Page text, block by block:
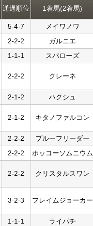
通過​順位 1着馬(2着馬)
5-4-7
メイワノワ
2-2-2
ガルニエ
1-1-1 スパローズ
2-2-2 クレーネ
2-1-2 ハクシュ
2-1-2 キタノファルコン
2-2-2
プルーフリーダー
2-2-2 ホッコーソムニウム
2-2-2 クリスタルスワン
3-2-3 フレイムジョーカー
1-1-1
ライパチ